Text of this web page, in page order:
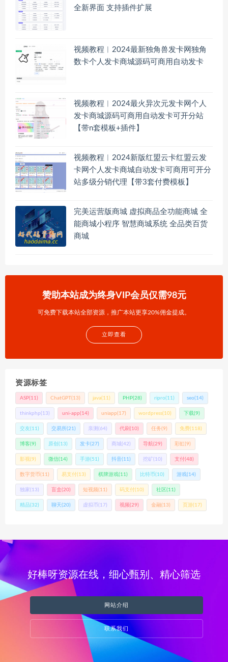
全新界面 支持插件扩展
视频教程︱2024最新独角兽发卡网独角
数卡个人发卡商城源码可商用自动发卡
视频教程︱2024最火异次元发卡网个人
发卡商城源码可商用自动发卡可开分站
【带n套模板+插件】
视频教程︱2024新版红盟云卡红盟云发
卡网个人发卡商城自动发卡可商用可开分
站多级分销代理【带3套付费模板】
完美运营版商城 虚拟商品全功能商城 全
能商城小程序 智慧商城系统 全品类百货
商城
赞助本站成为终身VIP会员仅需98元
可免费下载本站全部资源，推广本站更享20%佣金提成。
立即查看
资源标签
ASP(11) ChatGPT(13) java(11) PHP(28) ripro(11) seo(14)
thinkphp(13) uni-app(14) uniapp(17) wordpress(10) 下载(9)
交友(11) 交易所(21) 亲测 (64) 代刷 (10) 任务(9) 免费(118)
博客(9) 原创 (13) 发卡(27) 商城(42) 导航(29) 彩虹(9)
影视(9) 微信(14) 手游(51) 抖音(11) 挖矿(10) 支付(48)
数字货币(11) 易支付(13) 棋牌游戏(11) 比特币(10) 游戏(14)
独家(13) 盲盒(20) 短视频(11) 码支付(10) 社区(11)
精品(32) 聊天(20) 虚拟币(17) 视频(29) 金融(13) 页游(17)
好棒呀资源在线，细心甄别、精心筛选
网站介绍
联系我们